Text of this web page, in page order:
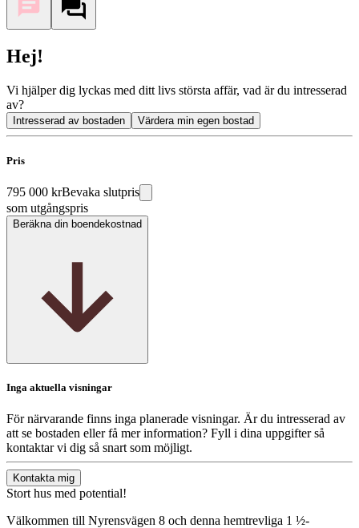
Hej!
Vi hjälper dig lyckas med ditt livs största affär, vad är du intresserad
av?
Intresserad av bostaden Värdera min egen bostad
Pris
795 000 krBevaka slutpris
som utgångspris
Beräkna din boendekostnad
Inga aktuella visningar
För närvarande finns inga planerade visningar. Är du intresserad av
att se bostaden eller få mer information? Fyll i dina uppgifter så
kontaktar vi dig så snart som möjligt.
Kontakta mig
Stort hus med potential!
Välkommen till Nyrensvägen 8 och denna hemtrevliga 1 ½-